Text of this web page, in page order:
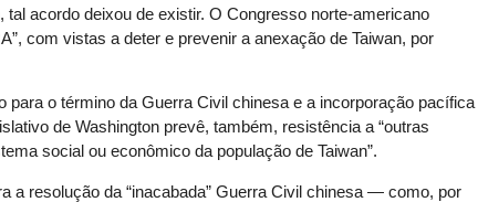
acordo deixou de existir. O Congresso norte-americano
com vistas a deter e prevenir a anexação de Taiwan, por
para o término da Guerra Civil chinesa e a incorporação pacífica
de Washington prevê, também, resistência a “outras
social ou econômico da população de Taiwan”.
a resolução da “inacabada” Guerra Civil chinesa — como, por